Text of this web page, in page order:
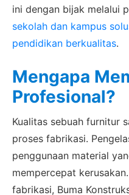
ini dengan bijak melalui
sekolah dan kampus
pendidikan berkualitas.
Mengapa
Profesional?
Kualitas sebuah furnitur
proses fabrikasi.
penggunaan material
mempercepat
fabrikasi, Buma